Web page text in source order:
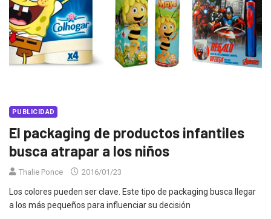
PUBLICIDAD
El packaging de productos infantiles
busca atrapar a los niños
Thalie Ponce 2016/01/23
Los colores pueden ser clave. Este tipo de packaging busca llegar
a los más pequeños para influenciar su decisión